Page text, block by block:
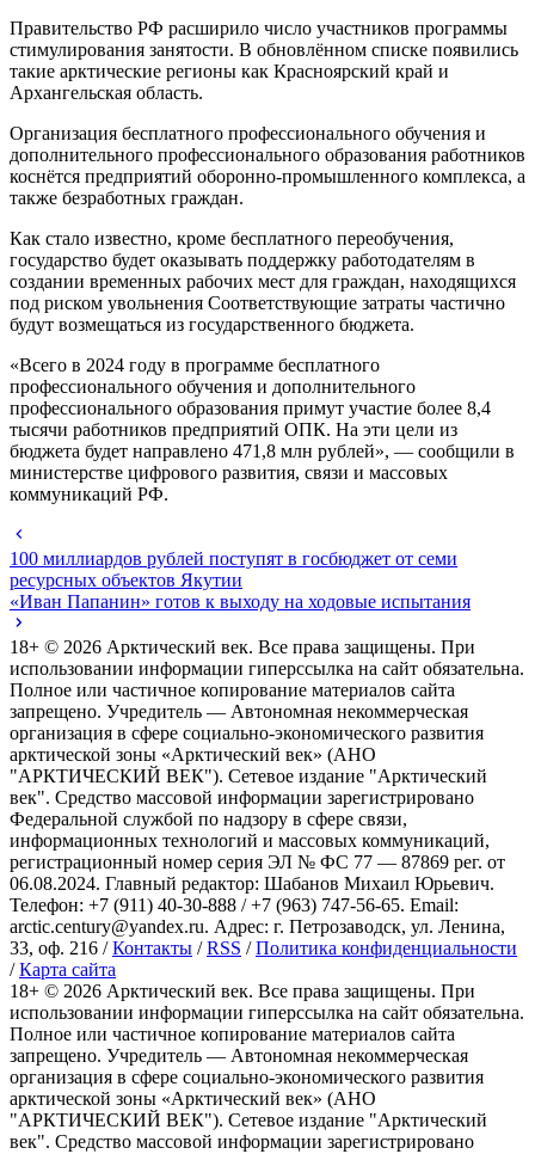
Правительство РФ расширило число участников программы
стимулирования занятости. В обновлённом списке появились
такие арктические регионы как Красноярский край и
Архангельская область.
Организация бесплатного профессионального обучения и
дополнительного профессионального образования работников
коснётся предприятий оборонно-промышленного комплекса, а
также безработных граждан.
Как стало известно, кроме бесплатного переобучения,
государство будет оказывать поддержку работодателям в
создании временных рабочих мест для граждан, находящихся
под риском увольнения Соответствующие затраты частично
будут возмещаться из государственного бюджета.
«Всего в 2024 году в программе бесплатного
профессионального обучения и дополнительного
профессионального образования примут участие более 8,4
тысячи работников предприятий ОПК. На эти цели из
бюджета будет направлено 471,8 млн рублей», — сообщили в
министерстве цифрового развития, связи и массовых
коммуникаций РФ.
100 миллиардов рублей поступят в госбюджет от семи
ресурсных объектов Якутии
«Иван Папанин» готов к выходу на ходовые испытания
18+ © 2026 Арктический век. Все права защищены. При
использовании информации гиперссылка на сайт обязательна.
Полное или частичное копирование материалов сайта
запрещено. Учредитель — Автономная некоммерческая
организация в сфере социально-экономического развития
арктической зоны «Арктический век» (АНО
"АРКТИЧЕСКИЙ ВЕК"). Сетевое издание "Арктический
век". Средство массовой информации зарегистрировано
Федеральной службой по надзору в сфере связи,
информационных технологий и массовых коммуникаций,
регистрационный номер серия ЭЛ № ФС 77 — 87869 рег. от
06.08.2024. Главный редактор: Шабанов Михаил Юрьевич.
Телефон: +7 (911) 40-30-888 / +7 (963) 747-56-65. Email:
arctic.century@yandex.ru. Адрес: г. Петрозаводск, ул. Ленина,
33, оф. 216 /Контакты /RSS /Политика конфиденциальности
/Карта сайта
18+ © 2026 Арктический век. Все права защищены. При
использовании информации гиперссылка на сайт обязательна.
Полное или частичное копирование материалов сайта
запрещено. Учредитель — Автономная некоммерческая
организация в сфере социально-экономического развития
арктической зоны «Арктический век» (АНО
"АРКТИЧЕСКИЙ ВЕК"). Сетевое издание "Арктический
век". Средство массовой информации зарегистрировано